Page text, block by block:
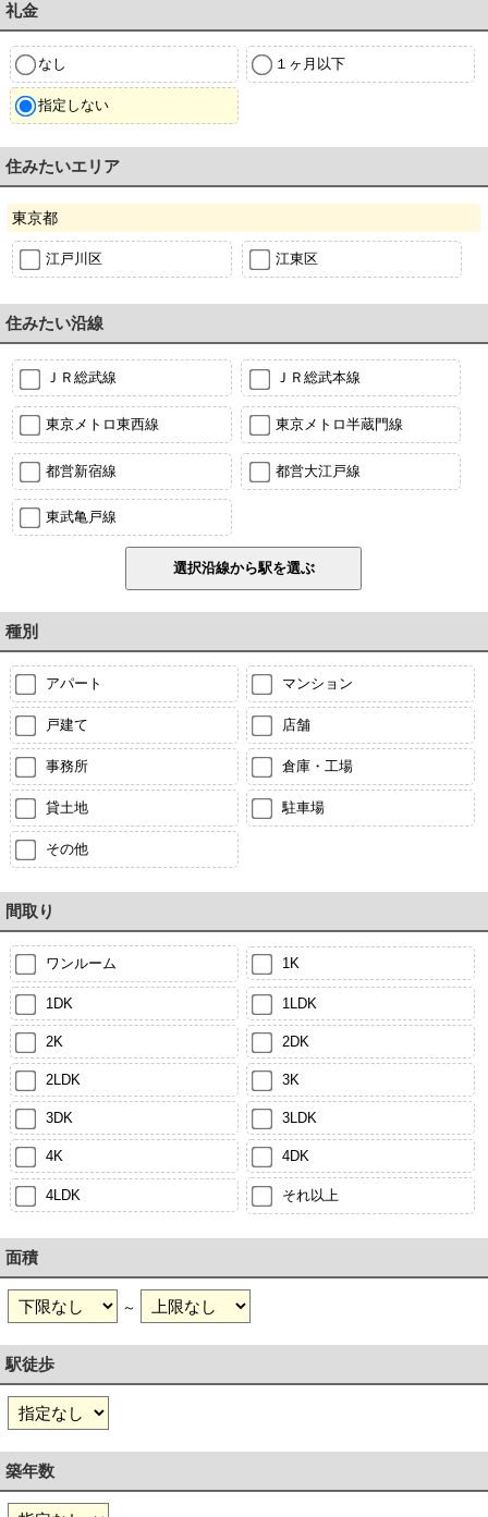
礼金
なし １ヶ月以下
指定しない
住みたいエリア
東京都
江戸川区 江東区
住みたい沿線
ＪＲ総武線 ＪＲ総武本線
東京メトロ東西線 東京メトロ半蔵門線
都営新宿線 都営大江戸線
東武亀戸線
種別
アパート マンション
戸建て 店舗
事務所 倉庫・工場
貸土地 駐車場
その他
間取り
ワンルーム 1K
1DK 1LDK
2K 2DK
2LDK 3K
3DK 3LDK
4K 4DK
4LDK それ以上
面積
～
駅徒歩
築年数